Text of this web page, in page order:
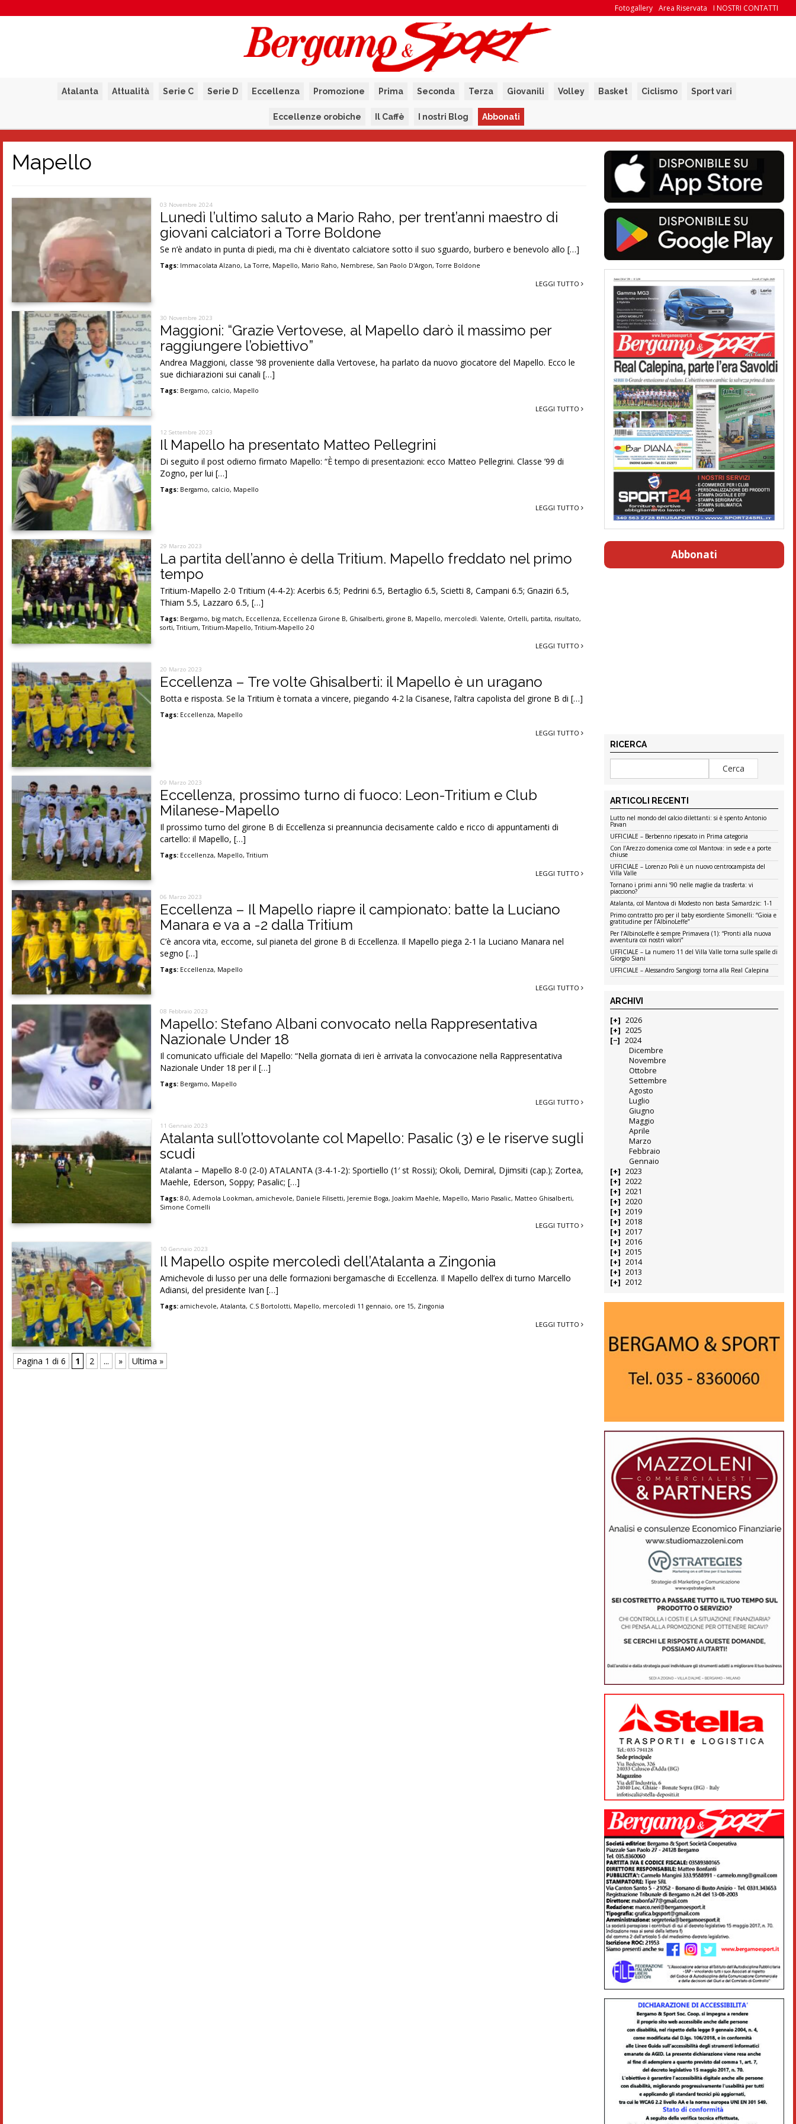
I NOSTRI CONTATTI
Area Riservata
Fotogallery
Atalanta Attualità Serie C Serie D Eccellenza Promozione Prima Seconda Terza Giovanili Volley Basket Ciclismo Sport vari
Eccellenze orobiche Il Caffè I nostri Blog Abbonati
Mapello
03 Novembre 2024
Lunedì l’ultimo saluto a Mario Raho, per trent’anni maestro di
giovani calciatori a Torre Boldone
Se n’è andato in punta di piedi, ma chi è diventato calciatore sotto il suo sguardo, burbero e benevolo allo […]
Tags: Immacolata Alzano, La Torre, Mapello, Mario Raho, Nembrese, San Paolo D'Argon,Torre Boldone
LEGGI TUTTO
30 Novembre 2023
Maggioni: “Grazie Vertovese, al Mapello darò il massimo per
raggiungere l’obiettivo”
Andrea Maggioni, classe ’98 proveniente dalla Vertovese, ha parlato da nuovo giocatore del Mapello. Ecco le
sue dichiarazioni sui canali […]
Tags: Bergamo, calcio, Mapello
LEGGI TUTTO
12 Settembre 2023
Il Mapello ha presentato Matteo Pellegrini
Di seguito il post odierno firmato Mapello: “È tempo di presentazioni: ecco Matteo Pellegrini. Classe ’99 di
Zogno, per lui […]
Tags: Bergamo, calcio, Mapello
LEGGI TUTTO
29 Marzo 2023
La partita dell’anno è della Tritium. Mapello freddato nel primo
tempo
Tritium-Mapello 2-0 Tritium (4-4-2): Acerbis 6.5; Pedrini 6.5, Bertaglio 6.5, Scietti 8, Campani 6.5; Gnaziri 6.5,
Thiam 5.5, Lazzaro 6.5, […]
Tags: Bergamo, big match, Eccellenza, Eccellenza Girone B, Ghisalberti,girone B, Mapello, mercoledì. Valente, Ortelli, partita, risultato,
sorti,Tritium,Tritium-Mapello,Tritium-Mapello 2-0
LEGGI TUTTO
20 Marzo 2023
Eccellenza – Tre volte Ghisalberti: il Mapello è un uragano
Botta e risposta. Se la Tritium è tornata a vincere, piegando 4-2 la Cisanese, l’altra capolista del girone B di […]
Tags: Eccellenza, Mapello
LEGGI TUTTO
09 Marzo 2023
Eccellenza, prossimo turno di fuoco: Leon-Tritium e Club
Milanese-Mapello
Il prossimo turno del girone B di Eccellenza si preannuncia decisamente caldo e ricco di appuntamenti di
cartello: il Mapello, […]
Tags: Eccellenza, Mapello,Tritium
LEGGI TUTTO
06 Marzo 2023
Eccellenza – Il Mapello riapre il campionato: batte la Luciano
Manara e va a -2 dalla Tritium
C’è ancora vita, eccome, sul pianeta del girone B di Eccellenza. Il Mapello piega 2-1 la Luciano Manara nel
segno […]
Tags: Eccellenza, Mapello
LEGGI TUTTO
08 Febbraio 2023
Mapello: Stefano Albani convocato nella Rappresentativa
Nazionale Under 18
Il comunicato ufficiale del Mapello: “Nella giornata di ieri è arrivata la convocazione nella Rappresentativa
Nazionale Under 18 per il […]
Tags: Bergamo, Mapello
LEGGI TUTTO
11 Gennaio 2023
Atalanta sull’ottovolante col Mapello: Pasalic (3) e le riserve sugli
scudi
Atalanta – Mapello 8-0 (2-0) ATALANTA (3-4-1-2): Sportiello (1′ st Rossi); Okoli, Demiral, Djimsiti (cap.); Zortea,
Maehle, Ederson, Soppy; Pasalic; […]
Tags: 8-0,Ademola Lookman,amichevole, Daniele Filisetti, Jeremie Boga, Joakim Maehle, Mapello, Mario Pasalic, Matteo Ghisalberti,
Simone Comelli
LEGGI TUTTO
10 Gennaio 2023
Il Mapello ospite mercoledì dell’Atalanta a Zingonia
Amichevole di lusso per una delle formazioni bergamasche di Eccellenza. Il Mapello dell’ex di turno Marcello
Adiansi, del presidente Ivan […]
Tags: amichevole,Atalanta, C.S Bortolotti, Mapello, mercoledì 11 gennaio, ore 15, Zingonia
LEGGI TUTTO
Pagina 1 di 6 1 2 ... » Ultima »
Abbonati
RICERCA
ARTICOLI RECENTI
Lutto nel mondo del calcio dilettanti: si è spento Antonio
Pavan
UFFICIALE – Berbenno ripescato in Prima categoria
Con l’Arezzo domenica come col Mantova: in sede e a porte
chiuse
UFFICIALE – Lorenzo Poli è un nuovo centrocampista del
Villa Valle
Tornano i primi anni ’90 nelle maglie da trasferta: vi
piacciono?
Atalanta, col Mantova di Modesto non basta Samardzic: 1-1
Primo contratto pro per il baby esordiente Simonelli: “Gioia e
gratitudine per l’AlbinoLeffe”
Per l’AlbinoLeffe è sempre Primavera (1): “Pronti alla nuova
avventura coi nostri valori”
UFFICIALE – La numero 11 del Villa Valle torna sulle spalle di
Giorgio Siani
UFFICIALE – Alessandro Sangiorgi torna alla Real Calepina
ARCHIVI
2026
2025
2024
Dicembre
Novembre
Ottobre
Settembre
Agosto
Luglio
Giugno
Maggio
Aprile
Marzo
Febbraio
Gennaio
2023
2022
2021
2020
2019
2018
2017
2016
2015
2014
2013
2012